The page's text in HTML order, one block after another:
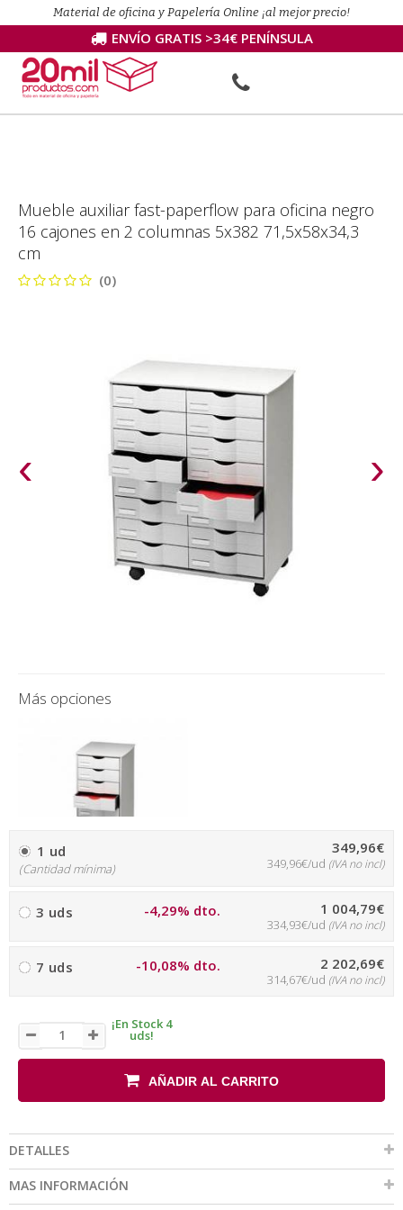
Material de oficina y Papelería Online ¡al mejor precio!
ENVÍO GRATIS >34€ PENÍNSULA
Mueble auxiliar fast-paperflow para oficina negro
16 cajones en 2 columnas 5x382 71,5x58x34,3
cm
(0)
‹ ›
Más opciones
1 ud
(Cantidad mínima)
349,96€
349,96€/ud (IVA no incl)
3 uds -4,29% dto. 1 004,79€
334,93€/ud (IVA no incl)
7 uds -10,08% dto. 2 202,69€
314,67€/ud (IVA no incl)
¡En Stock 4
uds!
AÑADIR AL CARRITO
DETALLES
MAS INFORMACIÓN